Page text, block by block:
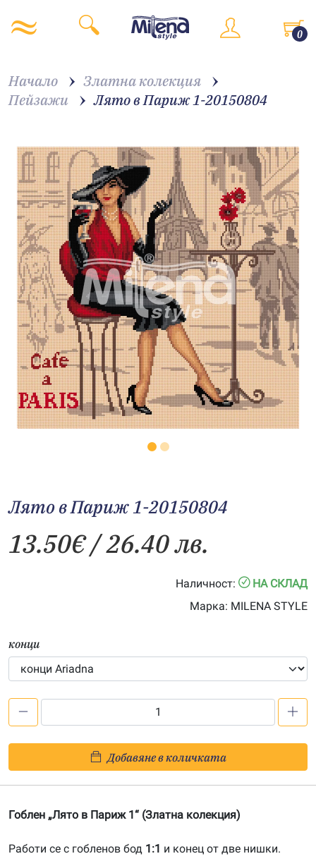
0
Начало
Златна колекция
Пейзажи
Лято в Париж 1-20150804
Лято в Париж 1-20150804
13.50€/ 26.40 лв.
Наличност:
НА СКЛАД
Марка: MILENA STYLE
конци
в
Париж
20150804
Добавяне в количката
Гоблен „Лято в Париж 1“ (Златна колекция)
Работи се с гобленов бод 1:1 и конец от две нишки.